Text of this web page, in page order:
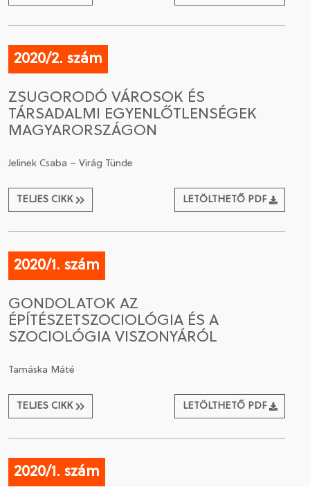
2020/2. szám
ZSUGORODÓ VÁROSOK ÉS
TÁRSADALMI EGYENLŐTLENSÉGEK
MAGYARORSZÁGON
Jelinek Csaba – Virág Tünde
TELJES CIKK LETÖLTHETŐ PDF
2020/1. szám
GONDOLATOK AZ
ÉPÍTÉSZETSZOCIOLÓGIA ÉS A
SZOCIOLÓGIA VISZONYÁRÓL
Tamáska Máté
TELJES CIKK LETÖLTHETŐ PDF
2020/1. szám